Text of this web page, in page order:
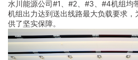
水川能源公司#1、#2、#3、#4机组均
机组出力达到送出线路最大负载要求，
供了坚实保障。